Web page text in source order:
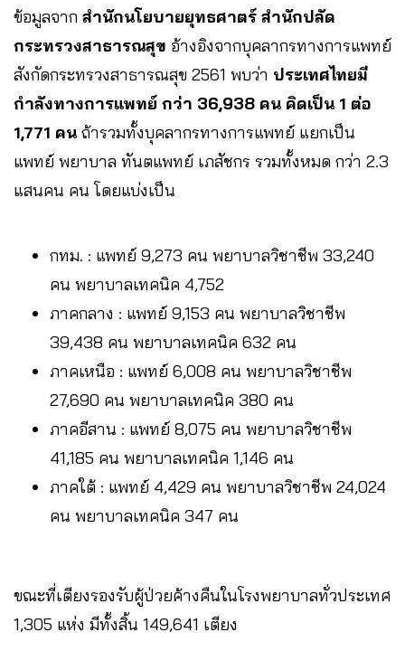
ข้อมูลจาก สำนักนโยบายยุทธศาตร์ สำนักปลัด
กระทรวงสาธารณสุข อ้างอิงจากบุคลากรทางการแพทย์
สังกัดกระทรวงสาธารณสุข 2561 พบว่า ประเทศไทยมี
กำลังทางการแพทย์ กว่า 36,938 คน คิดเป็น 1 ต่อ
1,771 คน ถ้ารวมทั้งบุคลากรทางการแพทย์ แยกเป็น
แพทย์ พยาบาล ทันตแพทย์ เภสัชกร รวมทั้งหมด กว่า 2.3
แสนคน คน โดยแบ่งเป็น
กทม. : แพทย์ 9,273 คน พยาบาลวิชาชีพ 33,240
คน พยาบาลเทคนิค 4,752
ภาคกลาง : แพทย์ 9,153 คน พยาบาลวิชาชีพ
39,438 คน พยาบาลเทคนิค 632 คน
ภาคเหนือ : แพทย์ 6,008 คน พยาบาลวิชาชีพ
27,690 คน พยาบาลเทคนิค 380 คน
ภาคอีสาน : แพทย์ 8,075 คน พยาบาลวิชาชีพ
41,185 คน พยาบาลเทคนิค 1,146 คน
ภาคใต้ : แพทย์ 4,429 คน พยาบาลวิชาชีพ 24,024
คน พยาบาลเทคนิค 347 คน
ขณะที่เตียงรองรับผู้ป่วยค้างคืนในโรงพยาบาลทั่วประเทศ
1,305 แห่ง มีทั้งสิ้น 149,641 เตียง